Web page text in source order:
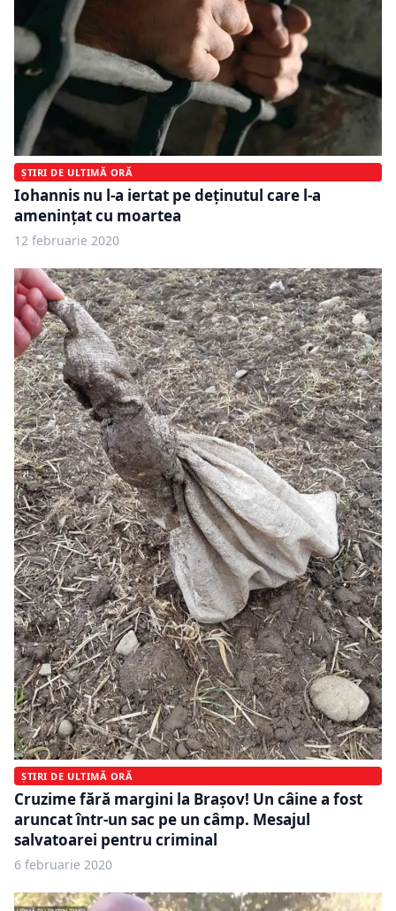
ȘTIRI DE ULTIMĂ ORĂ
Iohannis nu l-a iertat pe deținutul care l-a
amenințat cu moartea
12 februarie 2020
ȘTIRI DE ULTIMĂ ORĂ
Cruzime fără margini la Brașov! Un câine a fost
aruncat într-un sac pe un câmp. Mesajul
salvatoarei pentru criminal
6 februarie 2020